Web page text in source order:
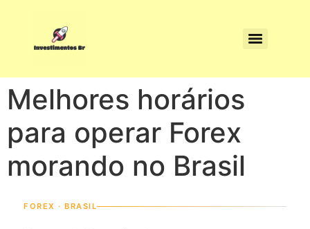
Melhores horários
para operar Forex
morando no Brasil
FOREX · BRASIL